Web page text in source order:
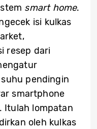
smart home.
isi kulkas
resep dari
pendingin
smartphone
Itulah lompatan
oleh kulkas